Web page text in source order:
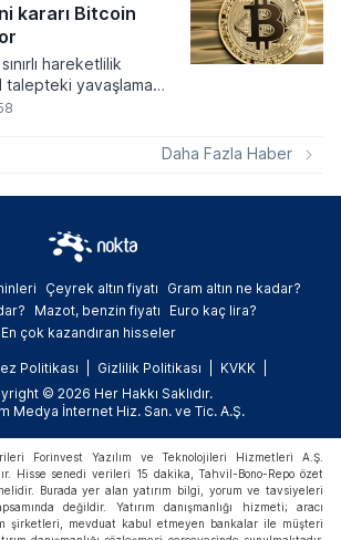
menkul kıymet
olanak sağlanıyor.
kararı Bitcoin
hareketlilik
talepteki yavaşlama
etkiliyor. ABD Merkez
Daha Fazla Haber
Çeyrek altın fiyatı
Gram altın ne kadar?
Mazot, benzin fiyatı
Euro kaç lira?
En çok kazandıran hisseler
Politikası Gizlilik Politikası
KVKK
© 2026 Her Hakkı Saklıdır.
Medya İnternet Hiz. San. ve Tic. A.Ş.
Forinvest Yazılım ve Teknolojileri Hizmetleri A.Ş.
Hisse senedi verileri 15 dakika, Tahvil-Bono-Repo özet
Burada yer alan yatırım bilgi, yorum ve tavsiyeleri
değildir. Yatırım danışmanlığı hizmeti; aracı
şirketleri, mevduat kabul etmeyen bankalar ile müşteri